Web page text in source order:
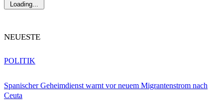
Loading...
NEUESTE
Spanischer Geheimdienst warnt vor neuem Migrantenstrom nach
Ceuta
POLITIK